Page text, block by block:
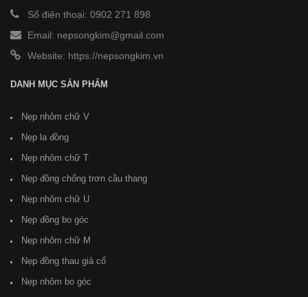
Số điện thoại: 0902 271 898
Email: nepsongkim@gmail.com
Website: https://nepsongkim.vn
DANH MỤC SẢN PHẨM
Nẹp nhôm chữ V
Nẹp la đồng
Nẹp nhôm chữ T
Nẹp đồng chống trơn cầu thang
Nẹp nhôm chữ U
Nẹp đồng bo góc
Nẹp nhôm chữ M
Nẹp đồng thau giả cổ
Nẹp nhôm bo góc